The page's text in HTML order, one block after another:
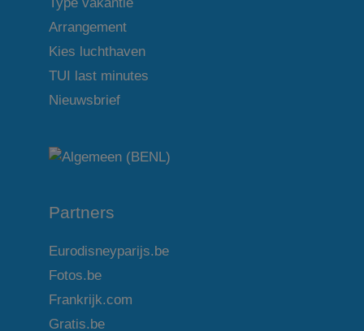
Arrangement
Kies luchthaven
TUI last minutes
Nieuwsbrief
Partners
Eurodisneyparijs.be
Fotos.be
Frankrijk.com
Gratis.be